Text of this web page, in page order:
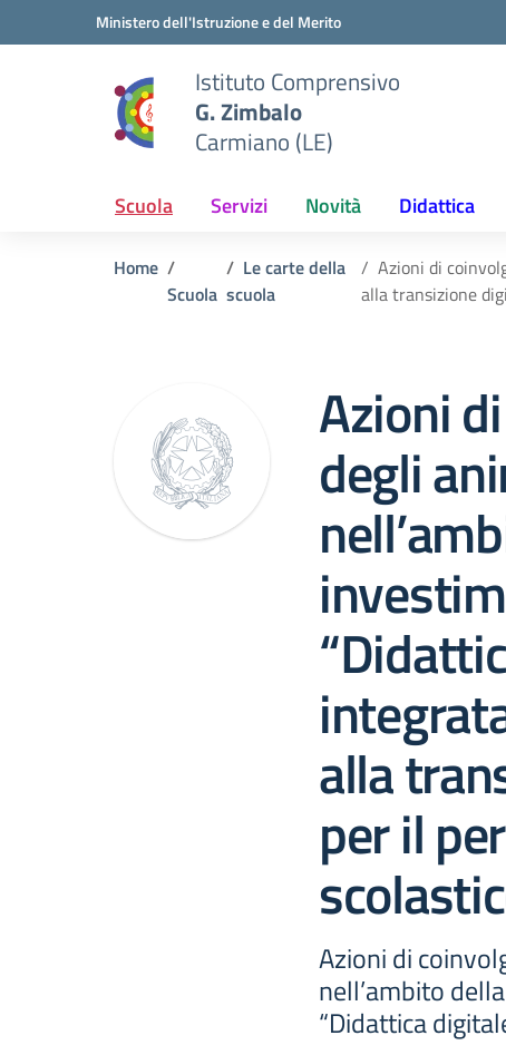
Vai ai contenuti
Vai al menu di navigazioneMinistero dell'Istruzione e del Merito
Istituto Comprensivo
G. Zimbalo
Carmiano (LE)
Scuola Servizi Novità Didattica
Home
Scuola
Le carte della
scuola
Azioni di
alla transizione
Azioni
degli
alla
per il
Azioni di
nell’ambito
“Didattica